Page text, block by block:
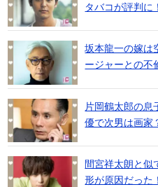
タバコが評判に！
坂本龍一の嫁は
ージャーとの不
片岡鶴太郎の息
優で次男は画家
間宮祥太朗と似
形が原因だった